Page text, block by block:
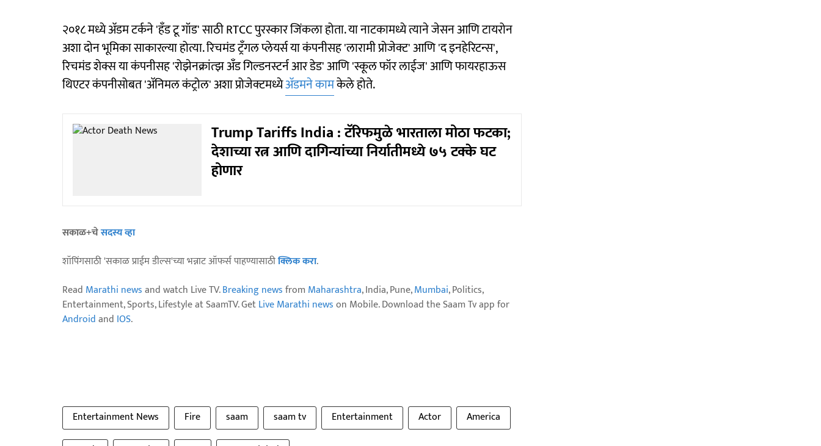
२०१८ मध्ये अ‍ॅडम टर्कने 'हँड टू गॉड' साठी RTCC पुरस्कार जिंकला होता. या नाटकामध्ये त्याने जेसन आणि टायरोन
अशा दोन भूमिका साकारल्या होत्या. रिचमंड ट्रँगल प्लेयर्स या कंपनीसह 'लारामी प्रोजेक्ट' आणि 'द इनहेरिटन्स',
रिचमंड शेक्स या कंपनीसह 'रोझेनक्रांत्झ अँड गिल्डनस्टर्न आर डेड' आणि 'स्कूल फॉर लाईज' आणि फायरहाऊस
थिएटर कंपनीसोबत 'अ‍ॅनिमल कंट्रोल' अशा प्रोजेक्टमध्येअ‍ॅडमने कामकेले होते.
Trump Tariffs India : टॅरिफमुळे भारताला मोठा फटका;
देशाच्या रत्न आणि दागिन्यांच्या निर्यातीमध्ये ७५ टक्के घट
होणार
सकाळ+चेसदस्य व्हा
शॉपिंगसाठी 'सकाळ प्राईम डील्स'च्या भन्नाट ऑफर्स पाहण्यासाठीक्लिक करा.
Read Marathi newsand watch Live TV.Breaking newsfrom Maharashtra, India, Pune,Mumbai, Politics,
Entertainment, Sports, Lifestyle at SaamTV. GetLive Marathi newson Mobile. Download the Saam Tv app for
Androidand IOS.
Entertainment News Fire saam saam tv Entertainment Actor
America